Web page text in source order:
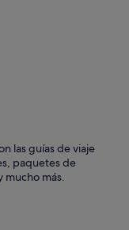
las guías de viaje
paquetes de
mucho más.